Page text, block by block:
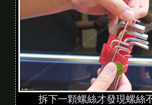
拆下一顆螺絲才發現螺絲